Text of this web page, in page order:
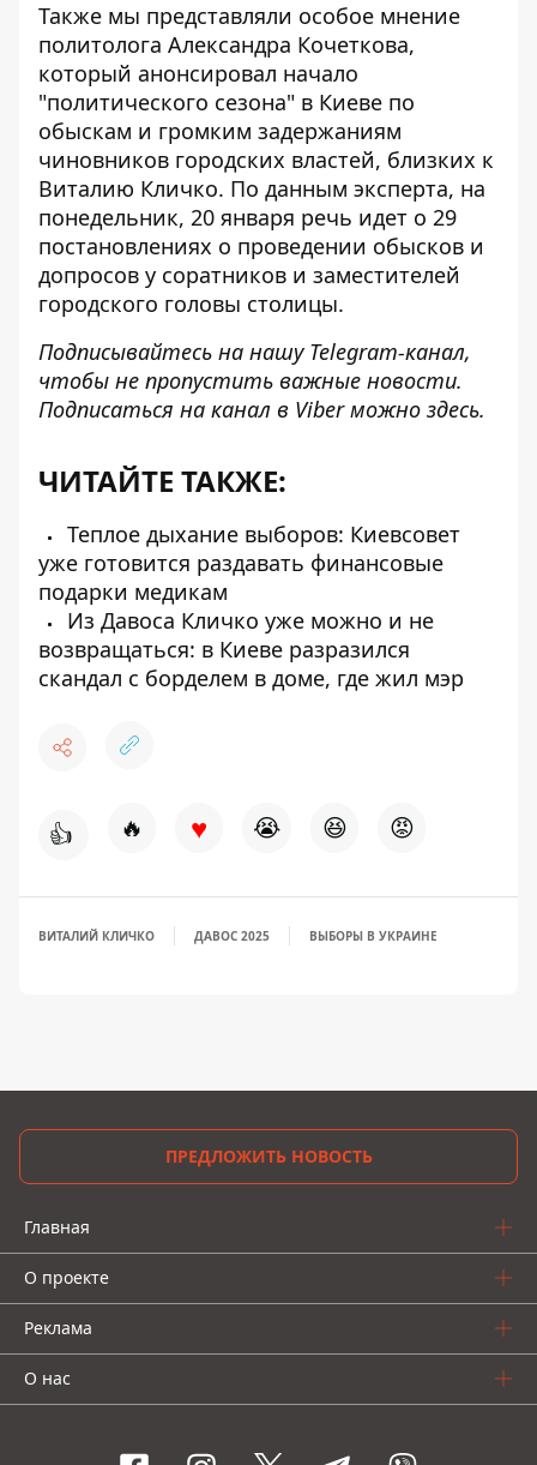
Также мы представляли особое мнение
политолога Александра Кочеткова,
который анонсировал начало
"политического сезона" в Киеве по
обыскам и громким задержаниям
чиновников городских властей, близких к
Виталию Кличко. По данным эксперта, на
понедельник, 20 января речь идет о 29
постановлениях о проведении обысков и
допросов у соратников и заместителей
городского головы столицы.
Подписывайтесь на нашу Telegram-канал,
чтобы не пропустить важные новости.
Подписаться на канал в Viber можно здесь.
ЧИТАЙТЕ ТАКЖЕ:
Теплое дыхание выборов: Киевсовет
уже готовится раздавать финансовые
подарки медикам
Из Давоса Кличко уже можно и не
возвращаться: в Киеве разразился
скандал с борделем в доме, где жил мэр
👍 🔥 ♥ 😭 😆 😡
ВИТАЛИЙ КЛИЧКО ДАВОС 2025 ВЫБОРЫ В УКРАИНЕ
ПРЕДЛОЖИТЬ НОВОСТЬ
Главная
О проекте
Реклама
О нас